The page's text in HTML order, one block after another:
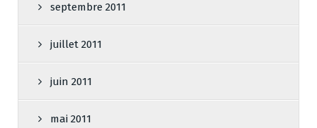
septembre 2011
juillet 2011
juin 2011
mai 2011